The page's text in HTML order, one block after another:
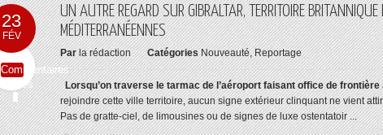
23
FÉV
Commentaires
fermés
UN AUTRE REGARD SUR GIBRALTAR, TERRITOIRE BRITANNIQUE
MÉDITERRANÉENNES
Par la rédaction Catégories Nouveauté,Reportage
Lorsqu’on traverse le tarmac de l’aéroport faisant office de frontière
rejoindre cette ville territoire, aucun signe extérieur clinquant ne vient
Pas de gratte-ciel, de limousines ou de signes de luxe ostentatoir ...